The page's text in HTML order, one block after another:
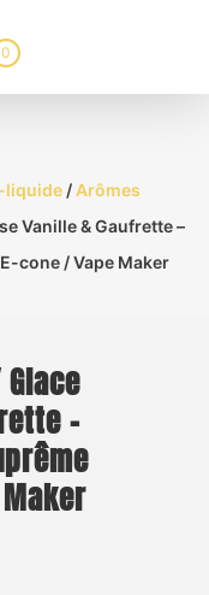
0
liquide/ Arômes
Vanille & Gaufrette –
cone / Vape Maker
–